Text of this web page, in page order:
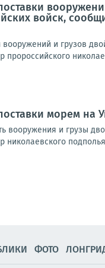
войск,
и грузов
морем на
вооружения и грузы
ФОТО